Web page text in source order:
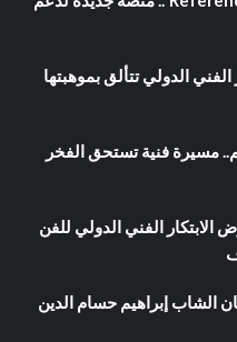
الدولي تتألق بموهبتها
مسيرة فنية تستحق الفخر
الابتكار الفني الدولي للفن
الشاب إبراهيم حسام الدين